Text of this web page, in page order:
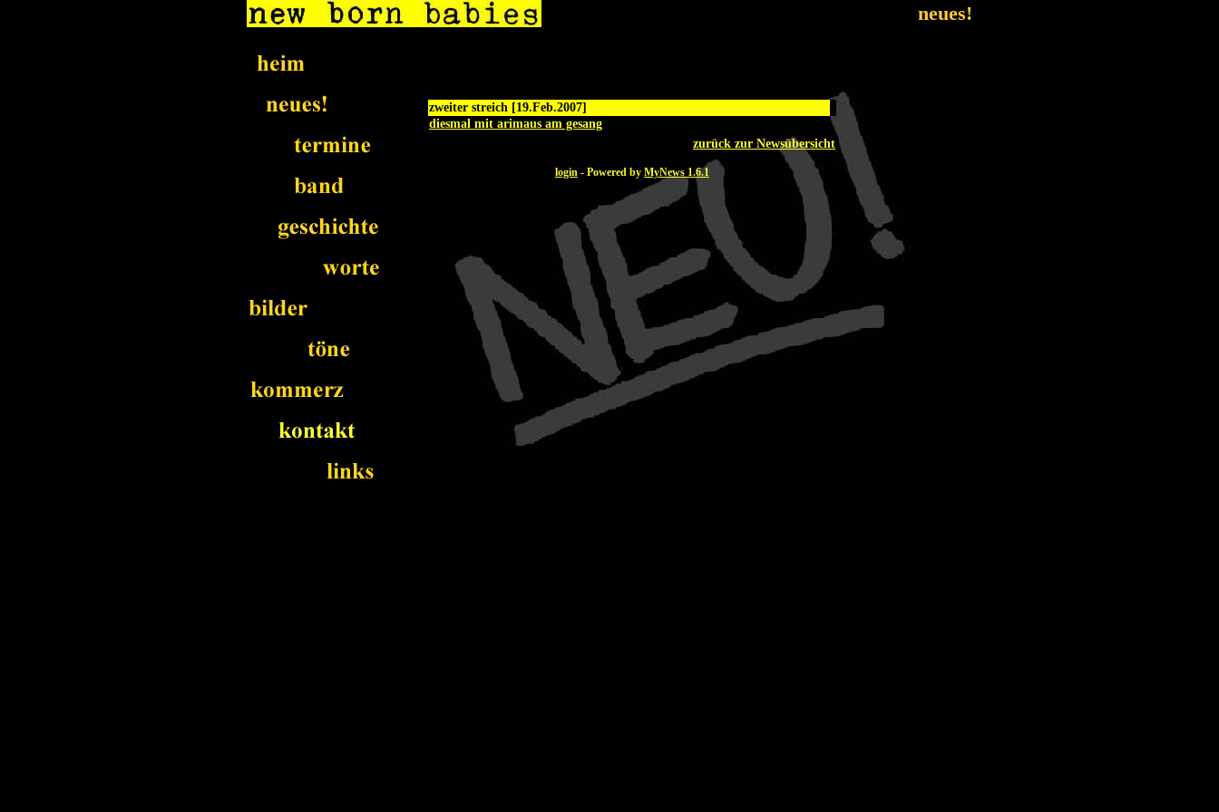
neues!
zweiter streich [19.Feb.2007]
diesmal mit arimaus am gesang
zurück zur Newsübersicht
login - Powered by MyNews 1.6.1